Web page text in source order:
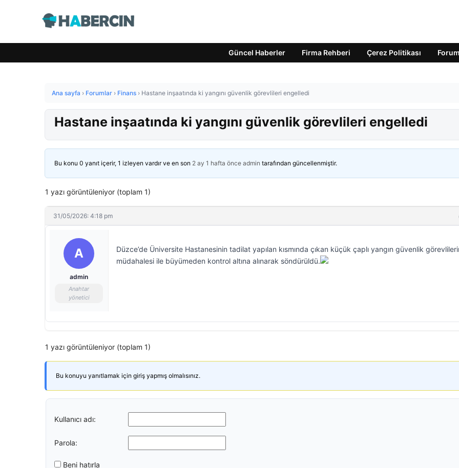
Güncel Haberler Firma Rehberi Çerez Politikası Forum
Ana sayfa › Forumlar › Finans › Hastane inşaatında ki yangını güvenlik görevlileri engelledi
Hastane inşaatında ki yangını güvenlik görevlileri engelledi
Bu konu 0 yanıt içerir, 1 izleyen vardır ve en son 2 ay 1 hafta önce admin tarafından güncellenmiştir.
1 yazı görüntüleniyor (toplam 1)
31/05/2026: 4:18 pm
A
admin
Anahtar
yönetici
Düzce’de Üniversite Hastanesinin tadilat yapılan kısmında çıkan küçük çaplı yangın güvenlik
müdahalesi ile büyümeden kontrol altına alınarak söndürüldü.
1 yazı görüntüleniyor (toplam 1)
Bu konuyu yanıtlamak için giriş yapmış olmalısınız.
Kullanıcı adı:
Parola:
Beni hatırla